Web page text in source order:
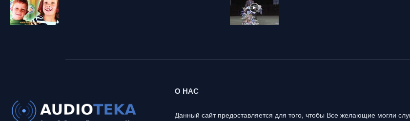
О НАС
Данный сайт предоставляется для того, чтобы Все желающие могли